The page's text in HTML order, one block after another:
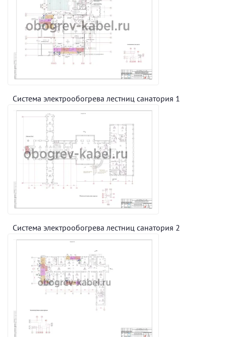
Система электрообогрева лестниц санатория 1
Система электрообогрева лестниц санатория 2